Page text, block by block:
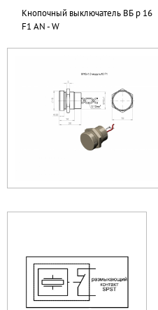
Кнопочный выключатель ВБ р 16
F1 АN - W